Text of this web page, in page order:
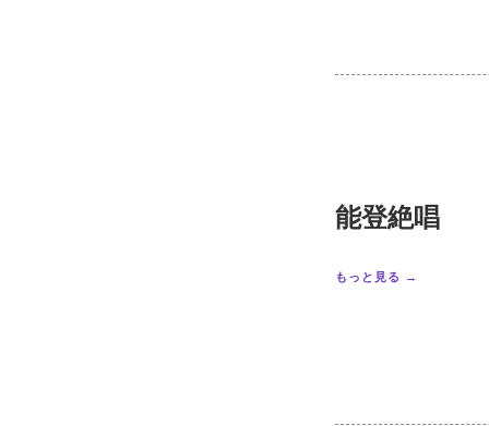
能登絶唱
もっと見る →